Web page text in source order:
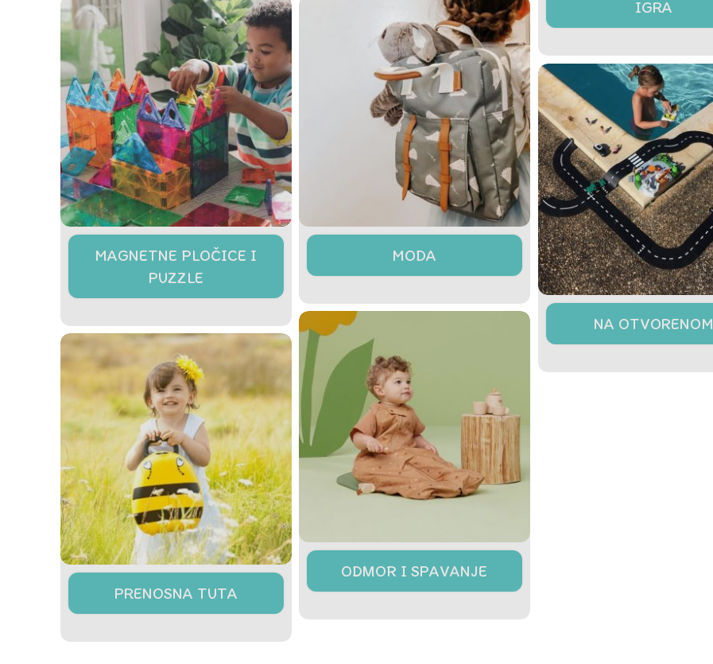
IGRA
MAGNETNE PLOČICE I
PUZZLE
MODA
NA OTVORENOM
ODMOR I SPAVANJE
PRENOSNA TUTA